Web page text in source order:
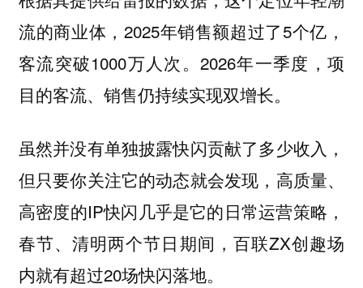
流的商业体，2025年销售额超过了5个亿，
客流突破1000万人次。2026年一季度，项
目的客流、销售仍持续实现双增长。
虽然并没有单独披露快闪贡献了多少收入，
但只要你关注它的动态就会发现，高质量、
高密度的IP快闪几乎是它的日常运营策略，
春节、清明两个节日期间，百联ZX创趣场
内就有超过20场快闪落地。